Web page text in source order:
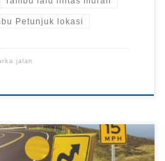
Petunjuk lokasi
jalan